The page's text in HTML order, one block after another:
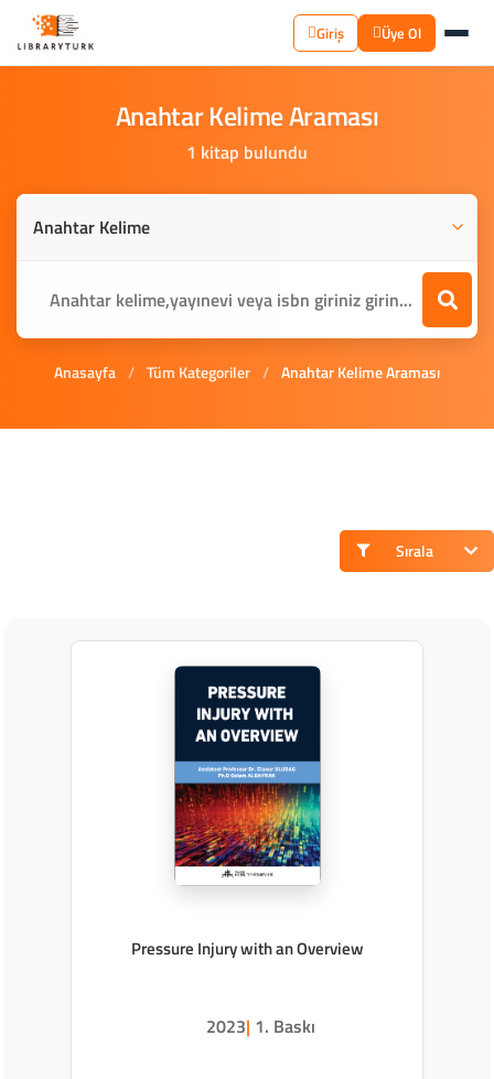
Giriş Üye Ol
AnahtarKelimeAraması
1 kitap bulundu
Anasayfa / Tüm Kategoriler / Anahtar Kelime Araması
Sırala
Pressure Injury with an Overview
2023| 1. Baskı